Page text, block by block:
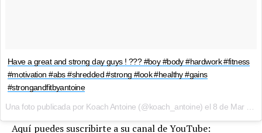
Have a great and strong day guys ! ??? #boy #body #hardwork #fitness
#motivation #abs #shredded #strong #look #healthy #gains
#strongandfitbyantoine
Una foto publicada por Koach Antoine (@koach_antoine) el 8 de Mar de 2016 a la(s) 1:24 PST
Aquí puedes suscribirte a su canal de YouTube: